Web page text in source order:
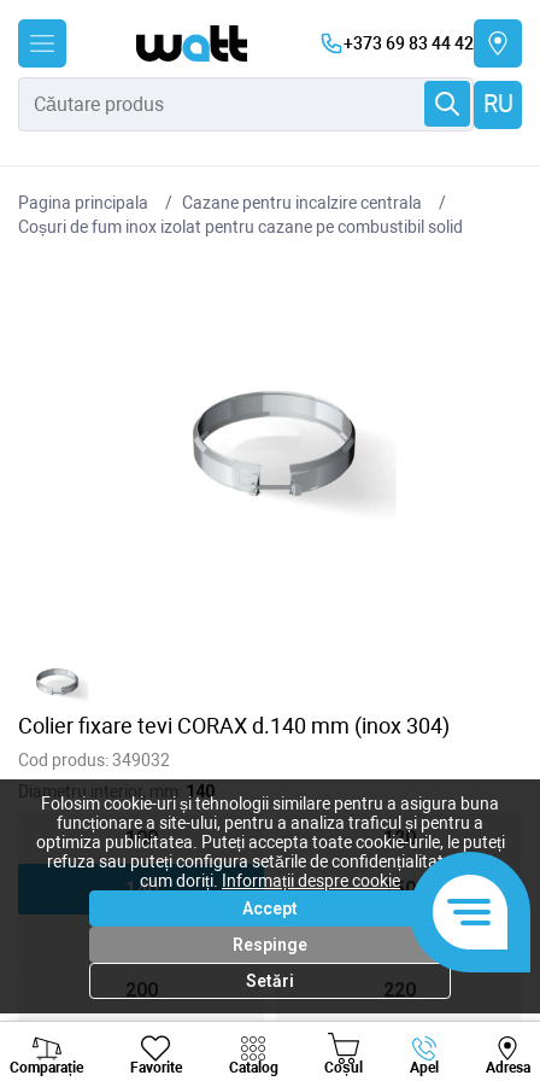
+373 69 83 44 42
RU
Pagina principala
Cazane pentru incalzire centrala
Coșuri de fum inox izolat pentru cazane pe combustibil solid
Colier fixare tevi CORAX d.140 mm (inox 304)
Cod produs:349032
Diametru interior, mm: 140
100 120
140 150
180
200 220
230 240
Comparație Favorite Catalog Coșul Apel Adresa
Viber Whatsapp
Folosim cookie-uri și tehnologii similare pentru a asigura buna
funcționare a site-ului, pentru a analiza traficul și pentru a
optimiza publicitatea. Puteți accepta toate cookie-urile, le puteți
refuza sau puteți configura setările de confidențialitate după
cum doriți.
Informații despre cookie
Accept
Respinge
Setări